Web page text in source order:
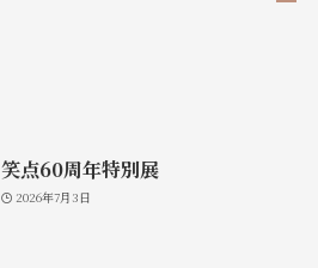
笑点60周年特別展
2026年7月3日